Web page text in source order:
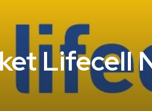
Lifecell